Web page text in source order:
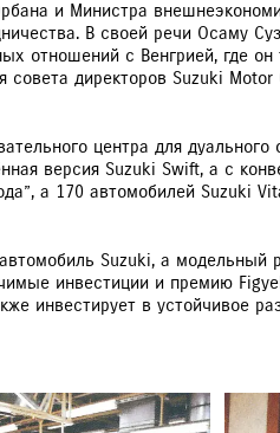
и Министра
В своей речи Осаму
отношений с Венгрией, где
директоров Suzuki
центра для дуального
версия Suzuki Swift, а с
а 170 автомобилей Suzuki
Suzuki, а модельный
инвестиции и премию
инвестирует в устойчивое